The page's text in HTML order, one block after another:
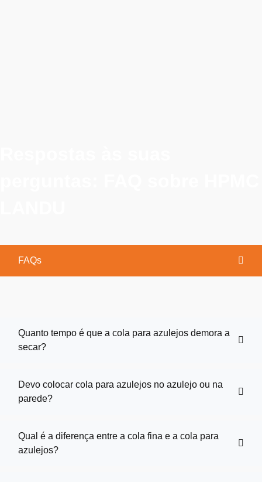
FAQs
Quanto tempo é que a cola para azulejos demora a
secar?
Devo colocar cola para azulejos no azulejo ou na
parede?
Qual é a diferença entre a cola fina e a cola para
azulejos?